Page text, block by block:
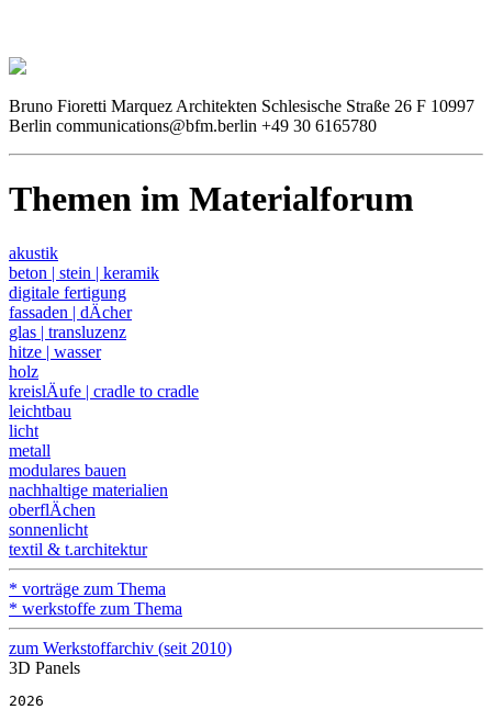
Bruno Fioretti Marquez Architekten Schlesische Straße 26 F 10997
Berlin communications@bfm.berlin +49 30 6165780
Themen im Materialforum
akustik
beton | stein | keramik
digitale fertigung
fassaden | dÄcher
glas | transluzenz
hitze | wasser
holz
kreislÄufe | cradle to cradle
leichtbau
licht
metall
modulares bauen
nachhaltige materialien
oberflÄchen
sonnenlicht
textil & t.architektur
* vorträge zum Thema
* werkstoffe zum Thema
zum Werkstoffarchiv (seit 2010)
3D Panels
2026